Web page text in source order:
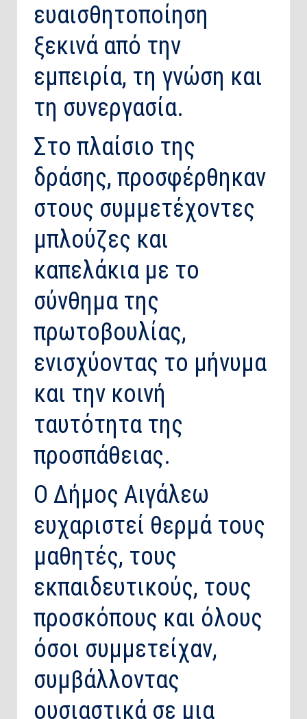
ευαισθητοποίηση
ξεκινά από την
εμπειρία, τη γνώση και
τη συνεργασία.
Στο πλαίσιο της
δράσης, προσφέρθηκαν
στους συμμετέχοντες
μπλούζες και
καπελάκια με το
σύνθημα της
πρωτοβουλίας,
ενισχύοντας το μήνυμα
και την κοινή
ταυτότητα της
προσπάθειας.
Ο Δήμος Αιγάλεω
ευχαριστεί θερμά τους
μαθητές, τους
εκπαιδευτικούς, τους
προσκόπους και όλους
όσοι συμμετείχαν,
συμβάλλοντας
ουσιαστικά σε μια